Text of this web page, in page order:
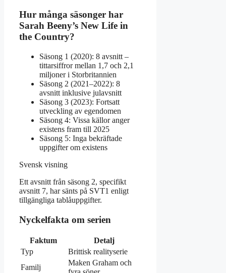
Hur många säsonger har
Sarah Beeny’s New Life in
the Country?
Säsong 1 (2020): 8 avsnitt –
tittarsiffror mellan 1,7 och 2,1
miljoner i Storbritannien
Säsong 2 (2021–2022): 8
avsnitt inklusive julavsnitt
Säsong 3 (2023): Fortsatt
utveckling av egendomen
Säsong 4: Vissa källor anger
existens fram till 2025
Säsong 5: Inga bekräftade
uppgifter om existens
Svensk visning
Ett avsnitt från säsong 2, specifikt
avsnitt 7, har sänts på SVT1 enligt
tillgängliga tablåuppgifter.
Nyckelfakta om serien
Faktum
Detalj
Typ
Brittisk realityserie
Familj
Maken Graham och